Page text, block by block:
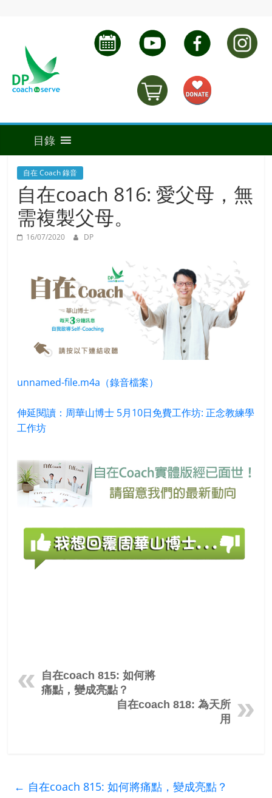
自在 Coach 錄音
自在coach 816: 愛父母，無
需複製父母。
16/07/2020 DP
unnamed-file.m4a（錄音檔案）
伸延閱讀：周華山博士 5月10日免費工作坊: 正念教練學
工作坊
自在coach 815: 如何將
痛點，變成亮點？
自在coach 818: 為天所
用
← 自在coach 815: 如何將痛點，變成亮點？